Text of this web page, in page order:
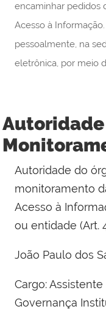
encaminhar pedidos
Acesso à
pessoalmente, na
eletrônica, por meio
Autoridade do
monitoramento
Acesso à
ou entidade (Art.
João Paulo dos
Cargo:
Governança